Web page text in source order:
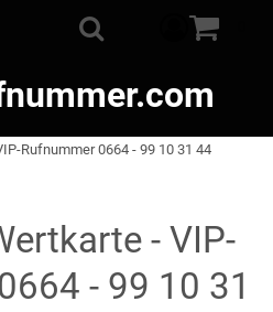
Rufnummer 0664 - 99 10 31 44
- VIP-
- 99 10 31